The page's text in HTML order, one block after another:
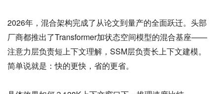
2026年，混合架构完成了从论文到量产的全面跃迁。头部
厂商都推出了Transformer加状态空间模型的混合基座——
注意力层负责短上下文理解，SSM层负责长上下文建模。
简单说就是：快的更快，省的更省。